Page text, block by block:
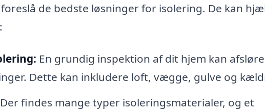
de bedste løsninger for isolering. De kan
En grundig inspektion af dit hjem kan
Dette kan inkludere loft, vægge, gulve og
Der findes mange typer isoleringsmaterialer, og et